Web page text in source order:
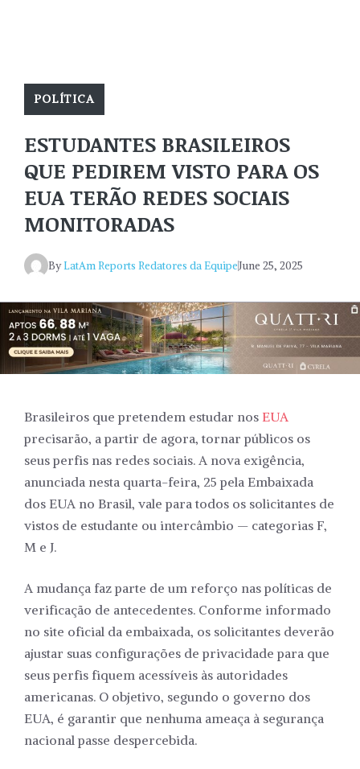
POLÍTICA
ESTUDANTES BRASILEIROS
QUE PEDIREM VISTO PARA OS
EUA TERÃO REDES SOCIAIS
MONITORADAS
ByLatAm Reports Redatores da EquipeJune 25, 2025
Brasileiros que pretendem estudar nos EUA
precisarão, a partir de agora, tornar públicos os
seus perfis nas redes sociais. A nova exigência,
anunciada nesta quarta-feira, 25 pela Embaixada
dos EUA no Brasil, vale para todos os solicitantes de
vistos de estudante ou intercâmbio — categorias F,
M e J.
A mudança faz parte de um reforço nas políticas de
verificação de antecedentes. Conforme informado
no site oficial da embaixada, os solicitantes deverão
ajustar suas configurações de privacidade para que
seus perfis fiquem acessíveis às autoridades
americanas. O objetivo, segundo o governo dos
EUA, é garantir que nenhuma ameaça à segurança
nacional passe despercebida.